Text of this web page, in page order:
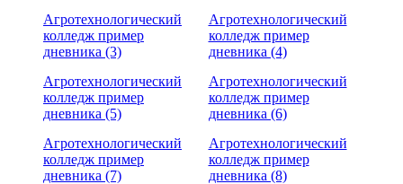
Агротехнологический
колледж пример
дневника (3)
Агротехнологический
колледж пример
дневника (4)
Агротехнологический
колледж пример
дневника (5)
Агротехнологический
колледж пример
дневника (6)
Агротехнологический
колледж пример
дневника (7)
Агротехнологический
колледж пример
дневника (8)